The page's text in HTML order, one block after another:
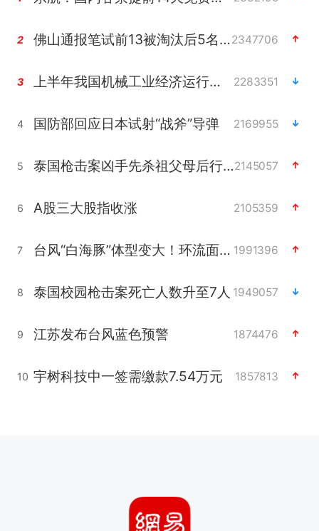
2 佛山通报笔试前13被淘汰后5名进体检2347706
3 上半年我国机械工业经济运行稳中有进 2283351
4 国防部回应日本试射“战斧”导弹 2169955
5 泰国枪击案凶手先杀祖父母后行凶2145057
6 A股三大股指收涨 2105359
7 台风“白海豚”体型变大！环流面积接近13个浙江那么大 1991396
8 泰国校园枪击案死亡人数升至7人 1949057
9 江苏发布台风蓝色预警 1874476
10 宇树科技中一签需缴款7.54万元 1857813